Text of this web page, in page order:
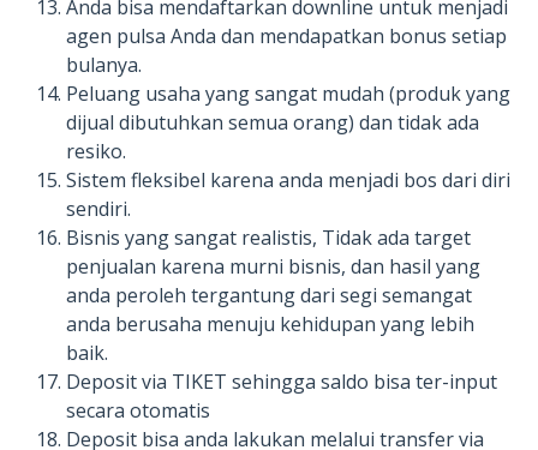
Anda bisa mendaftarkan downline untuk menjadi
agen pulsa Anda dan mendapatkan bonus setiap
bulanya.
Peluang usaha yang sangat mudah (produk yang
dijual dibutuhkan semua orang) dan tidak ada
resiko.
Sistem fleksibel karena anda menjadi bos dari diri
sendiri.
Bisnis yang sangat realistis, Tidak ada target
penjualan karena murni bisnis, dan hasil yang
anda peroleh tergantung dari segi semangat
anda berusaha menuju kehidupan yang lebih
baik.
Deposit via TIKET sehingga saldo bisa ter-input
secara otomatis
Deposit bisa anda lakukan melalui transfer via